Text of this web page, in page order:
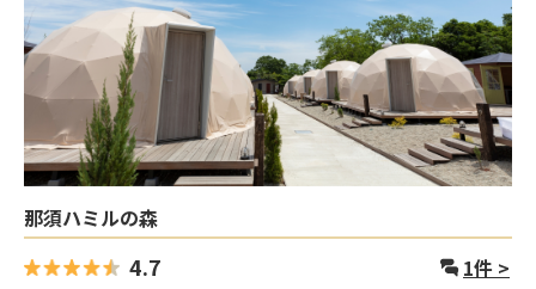
那須ハミルの森
4.7 1件 >